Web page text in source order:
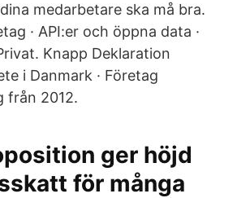
medarbetare ska må bra.
· API:er och öppna data ·
Knapp Deklaration
i Danmark · Företag
från 2012.
ger höjd
för många